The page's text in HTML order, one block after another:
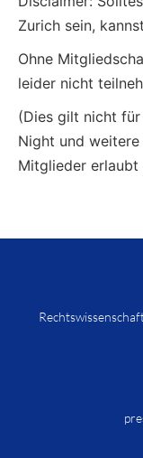
Zurich sein,
Ohne
leider nicht
(Dies gilt nicht für
Night und
Mitglieder erlaubt